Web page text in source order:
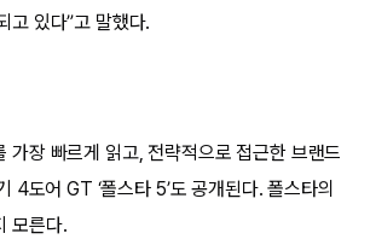
고 있다”고 말했다.
가장 빠르게 읽고, 전략적으로 접근한 브랜드
4도어 GT ‘폴스타 5’도 공개된다. 폴스타의
모른다.